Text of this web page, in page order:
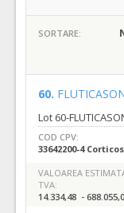
SORTARE:
60. FLUTICASONUM
COD CPV:
33642200-4
VALOAREA
TVA:
14.334,48 -